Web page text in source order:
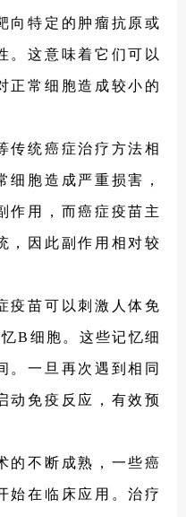
向特定的肿瘤抗原或
。这意味着它们可以
正常细胞造成较小的
传统癌症治疗方法相
细胞造成严重损害，
作用，而癌症疫苗主
，因此副作用相对较
疫苗可以刺激人体免
B细胞。这些记忆细
。一旦再次遇到相同
动免疫反应，有效预
的不断成熟，一些癌
始在临床应用。治疗